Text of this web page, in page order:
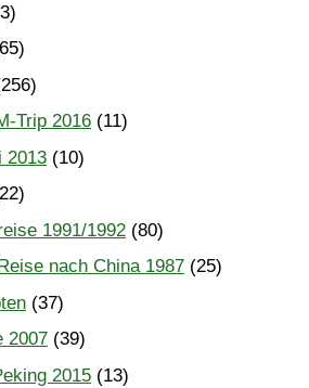
Trip 2016 (11)
2013 (10)
1991/1992 (80)
nach China 1987 (25)
(37)
2007 (39)
2015 (13)